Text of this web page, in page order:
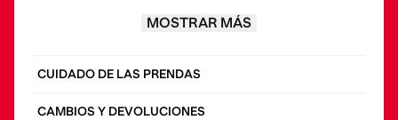
zapatilla una identidad gráfica fresca.
• País origen: Vietnam
MOSTRAR MÁS
CUIDADO DE LAS PRENDAS
CAMBIOS Y DEVOLUCIONES